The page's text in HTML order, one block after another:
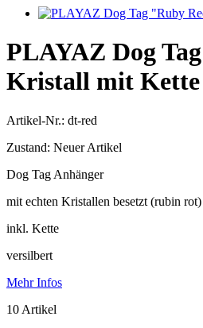
PLAYAZ Dog
Kristall mit Kette
Artikel-Nr.: dt-red
Zustand: Neuer Artikel
Dog Tag Anhänger
mit echten Kristallen besetzt (rubin rot)
inkl. Kette
versilbert
Mehr Infos
10 Artikel